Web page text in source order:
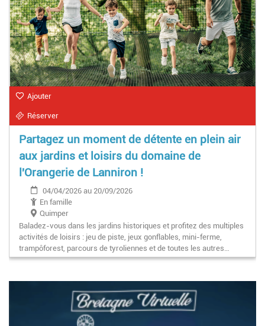
Ajouter
Réserver
Partagez un moment de détente en plein air
aux jardins et loisirs du domaine de
l'Orangerie de Lanniron !
04/04/2026 au 20/09/2026
En famille
Quimper
Baladez-vous dans les jardins historiques et profitez des multiples
activités de loisirs : jeu de piste, jeux gonflables, mini-ferme,
trampôforest, parcours de tyroliennes et de toutes les autres…